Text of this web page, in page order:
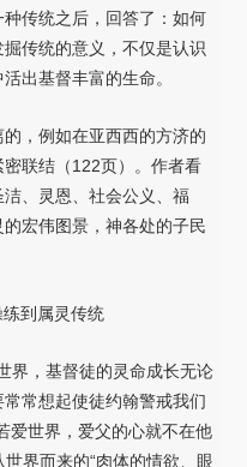
传统之后，回答了：如何
传统的意义，不仅是认识
出基督丰富的生命。
，例如在亚西西的方济的
联结（122页）。作者看
、灵恩、社会公义、福
宏伟图景，神各处的子民
到属灵传统
，基督徒的灵命成长无论
常想起使徒约翰警戒我们
爱世界，爱父的心就不在他
界而来的“肉体的情欲、眼